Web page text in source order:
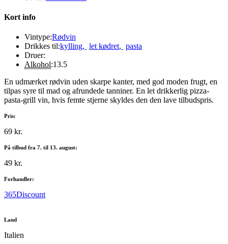
Kort info
Vintype:Rødvin
Drikkes til:kylling, let kødret, pasta
Druer:
Alkohol:13.5
En udmærket rødvin uden skarpe kanter, med god moden frugt, en
tilpas syre til mad og afrundede tanniner. En let drikkerlig pizza-
pasta-grill vin, hvis femte stjerne skyldes den den lave tilbudspris.
Pris:
69 kr.
På tilbud fra 7. til 13. august:
49 kr.
Forhandler:
365Discount
Land
Italien